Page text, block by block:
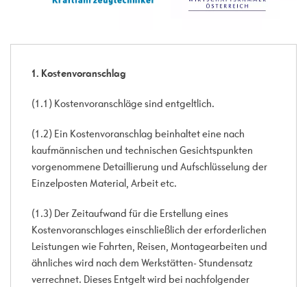
1. Kostenvoranschlag
(1.1) Kostenvoranschläge sind entgeltlich.
(1.2) Ein Kostenvoranschlag beinhaltet eine nach
kaufmännischen und technischen Gesichtspunkten
vorgenommene Detaillierung und Aufschlüsselung der
Einzelposten Material, Arbeit etc.
(1.3) Der Zeitaufwand für die Erstellung eines
Kostenvoranschlages einschließlich der erforderlichen
Leistungen wie Fahrten, Reisen, Montagearbeiten und
ähnliches wird nach dem Werkstätten- Stundensatz
verrechnet. Dieses Entgelt wird bei nachfolgender